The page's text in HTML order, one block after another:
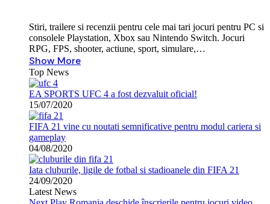
Stiri, trailere si recenzii pentru cele mai tari jocuri pentru PC si
consolele Playstation, Xbox sau Nintendo Switch. Jocuri
RPG, FPS, shooter, actiune, sport, simulare,…
Show More
Top News
EA SPORTS UFC 4 a fost dezvaluit oficial!
15/07/2020
FIFA 21 vine cu noutati semnificative pentru modul cariera si
gameplay
04/08/2020
Iata cluburile, ligile de fotbal si stadioanele din FIFA 21
24/09/2020
Latest News